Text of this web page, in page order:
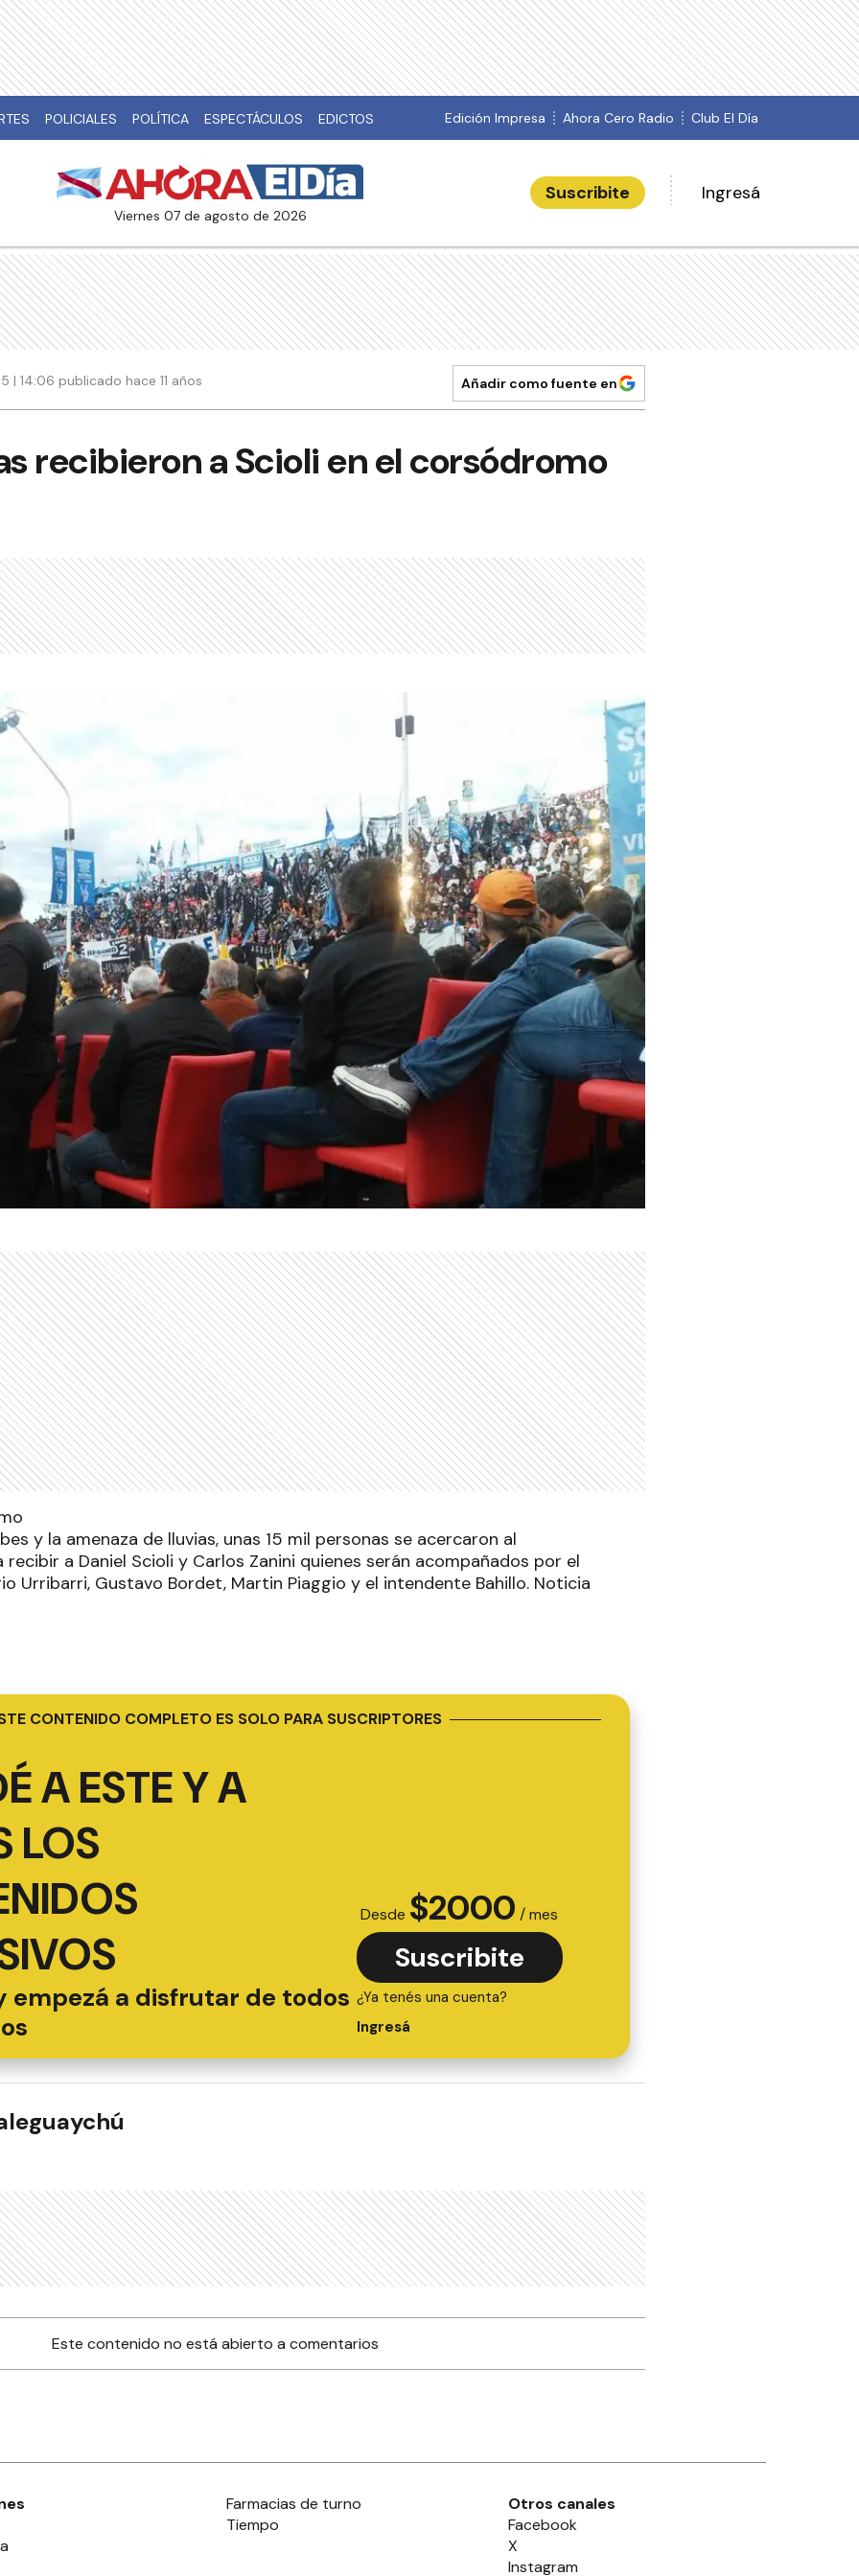
POLICIALES POLÍTICA ESPECTÁCULOS EDICTOS Edición Impresa Ahora Cero Radio Club El Día
viernes 07 de agosto de 2026
Suscribite Ingresá
| 14:06 publicado hace 11 años Añadir como fuente en
recibieron a Scioli en el corsódromo
y la amenaza de lluvias, unas 15 mil personas se acercaron al
a Daniel Scioli y Carlos Zanini quienes serán acompañados por el
Urribarri, Gustavo Bordet, Martin Piaggio y el intendente Bahillo. Noticia
CONTENIDO COMPLETO ES SOLO PARA SUSCRIPTORES
A ESTE Y A
LOS
empezá a disfrutar de todos
Desde $2000 / mes
Suscribite
¿Ya tenés una cuenta?
Ingresá
Este contenido no está abierto a comentarios
Farmacias de turno
Tiempo
Otros canales
Facebook
X
Instagram